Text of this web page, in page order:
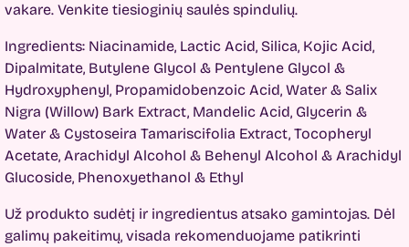
vakare. Venkite tiesioginių saulės spindulių.
Ingredients: Niacinamide, Lactic Acid, Silica, Kojic Acid,
Dipalmitate, Butylene Glycol & Pentylene Glycol &
Hydroxyphenyl, Propamidobenzoic Acid, Water & Salix
Nigra (Willow) Bark Extract, Mandelic Acid, Glycerin &
Water & Cystoseira Tamariscifolia Extract, Tocopheryl
Acetate, Arachidyl Alcohol & Behenyl Alcohol & Arachidyl
Glucoside, Phenoxyethanol & Ethyl
Už produkto sudėtį ir ingredientus atsako gamintojas. Dėl
galimų pakeitimų, visada rekomenduojame patikrinti